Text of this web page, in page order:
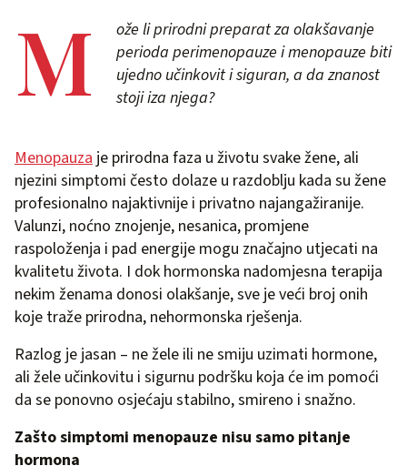
M
ože li prirodni preparat za olakšavanje
perioda perimenopauze i menopauze biti
ujedno učinkovit i siguran, a da znanost
stoji iza njega?
Menopauza je prirodna faza u životu svake žene, ali
njezini simptomi često dolaze u razdoblju kada su žene
profesionalno najaktivnije i privatno najangažiranije.
Valunzi, noćno znojenje, nesanica, promjene
raspoloženja i pad energije mogu značajno utjecati na
kvalitetu života. I dok hormonska nadomjesna terapija
nekim ženama donosi olakšanje, sve je veći broj onih
koje traže prirodna, nehormonska rješenja.
Razlog je jasan – ne žele ili ne smiju uzimati hormone,
ali žele učinkovitu i sigurnu podršku koja će im pomoći
da se ponovno osjećaju stabilno, smireno i snažno.
Zašto simptomi menopauze nisu samo pitanje
hormona